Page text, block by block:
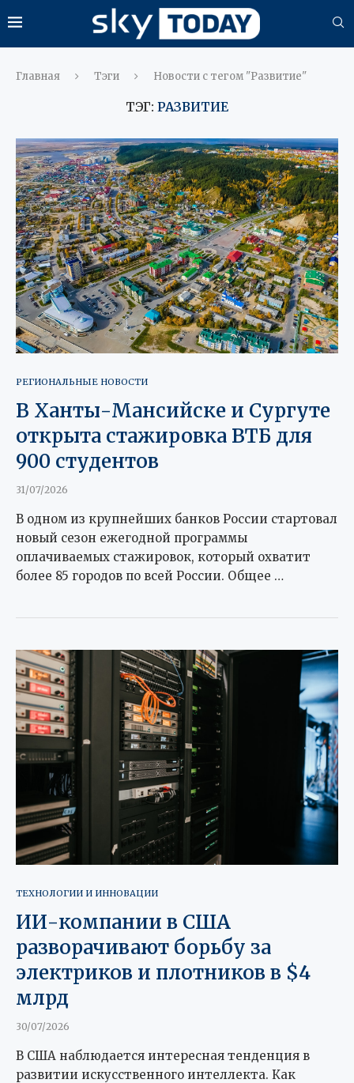
Главная Тэги Новости с тегом "Развитие"
ТЭГ: РАЗВИТИЕ
РЕГИОНАЛЬНЫЕ НОВОСТИ
В Ханты-Мансийске и Сургуте
открыта стажировка ВТБ для
900 студентов
31/07/2026
В одном из крупнейших банков России стартовал
новый сезон ежегодной программы
оплачиваемых стажировок, который охватит
более 85 городов по всей России. Общее …
ТЕХНОЛОГИИ И ИННОВАЦИИ
ИИ-компании в США
разворачивают борьбу за
электриков и плотников в $4
млрд
30/07/2026
В США наблюдается интересная тенденция в
развитии искусственного интеллекта. Как